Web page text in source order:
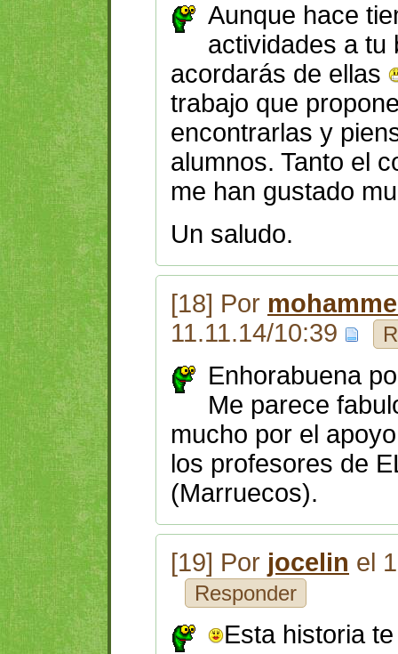
Aunque hace
actividades a tu
acordarás de ellas
trabajo que
encontrarlas y
alumnos. Tanto el
me han gustado
Un saludo.
[18] Por
11.11.14/10:39
Enhorabuena
Me parece
mucho por el
los profesores de
(Marruecos).
[19] Por jocelin el
Responder
Esta historia